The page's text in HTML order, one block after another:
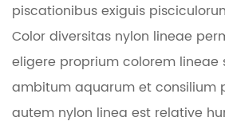
piscationibus exiguis
Color diversitas nylon lineae
eligere proprium colorem lineae
ambitum aquarum et consilium
autem nylon linea est relative